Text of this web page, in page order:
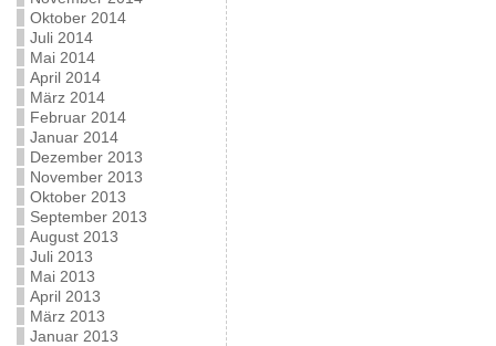
Oktober 2014
Juli 2014
Mai 2014
April 2014
März 2014
Februar 2014
Januar 2014
Dezember 2013
November 2013
Oktober 2013
September 2013
August 2013
Juli 2013
Mai 2013
April 2013
März 2013
Januar 2013